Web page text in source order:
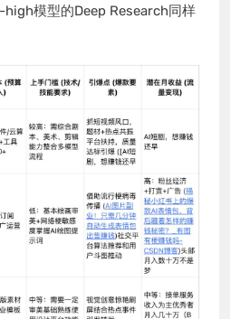
模型的Deep Research同样